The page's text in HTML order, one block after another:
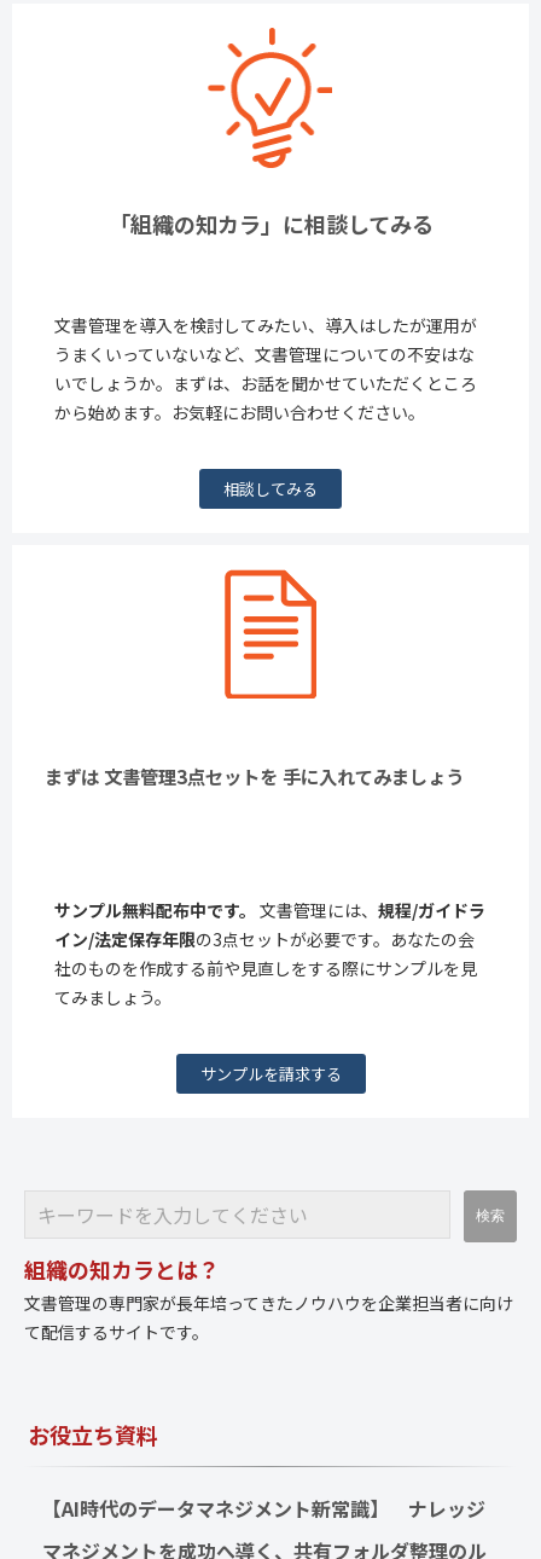
「組織の知カラ」に相談してみる
文書管理を導入を検討してみたい、導入はしたが運用が
うまくいっていないなど、文書管理についての不安はな
いでしょうか。まずは、お話を聞かせていただくところ
から始めます。お気軽にお問い合わせください。
相談してみる
まずは 文書管理3点セットを 手に入れてみましょう
サンプル無料配布中です。 文書管理には、 規程/ガイドラ
イン/法定保存年限の3点セットが必要です。あなたの会
社のものを作成する前や見直しをする際にサンプルを見
てみましょう。
サンプルを請求する
組織の知カラとは？
文書管理の専門家が長年培ってきたノウハウを企業担当者に向け
て配信するサイトです。
お役立ち資料
【AI時代のデータマネジメント新常識】　ナレッジ
マネジメントを成功へ導く、共有フォルダ整理のル